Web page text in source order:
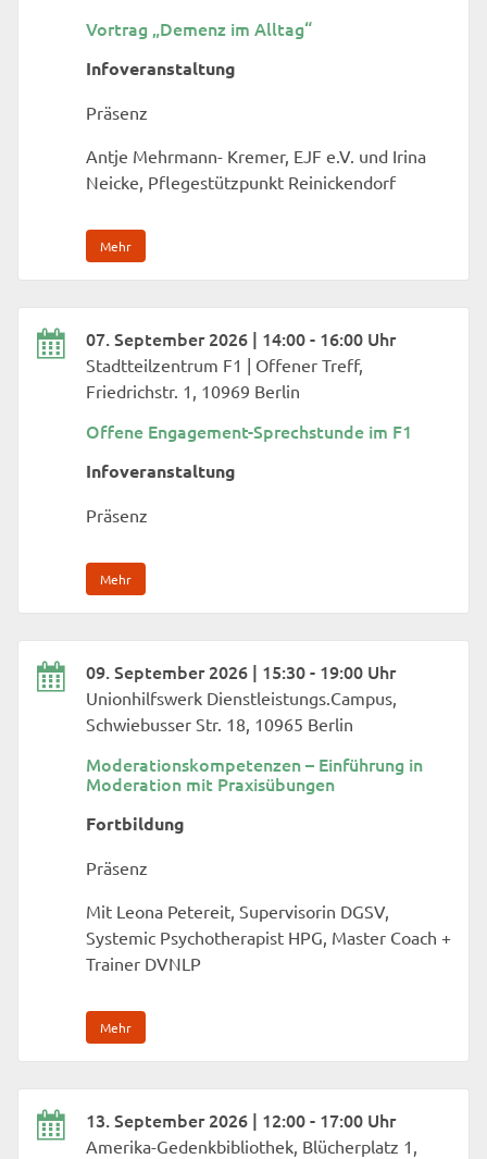
Vortrag „Demenz im Alltag“
Infoveranstaltung
Präsenz
Antje Mehrmann- Kremer, EJF e.V. und Irina
Neicke, Pflegestützpunkt Reinickendorf
Mehr
07. September 2026 | 14:00 - 16:00 Uhr
Stadtteilzentrum F1 | Offener Treff,
Friedrichstr. 1, 10969 Berlin
Offene Engagement-Sprechstunde im F1
Infoveranstaltung
Präsenz
Mehr
09. September 2026 | 15:30 - 19:00 Uhr
Unionhilfswerk Dienstleistungs.Campus,
Schwiebusser Str. 18, 10965 Berlin
Moderationskompetenzen – Einführung in
Moderation mit Praxisübungen
Fortbildung
Präsenz
Mit Leona Petereit, Supervisorin DGSV,
Systemic Psychotherapist HPG, Master Coach +
Trainer DVNLP
Mehr
13. September 2026 | 12:00 - 17:00 Uhr
Amerika-Gedenkbibliothek, Blücherplatz 1,